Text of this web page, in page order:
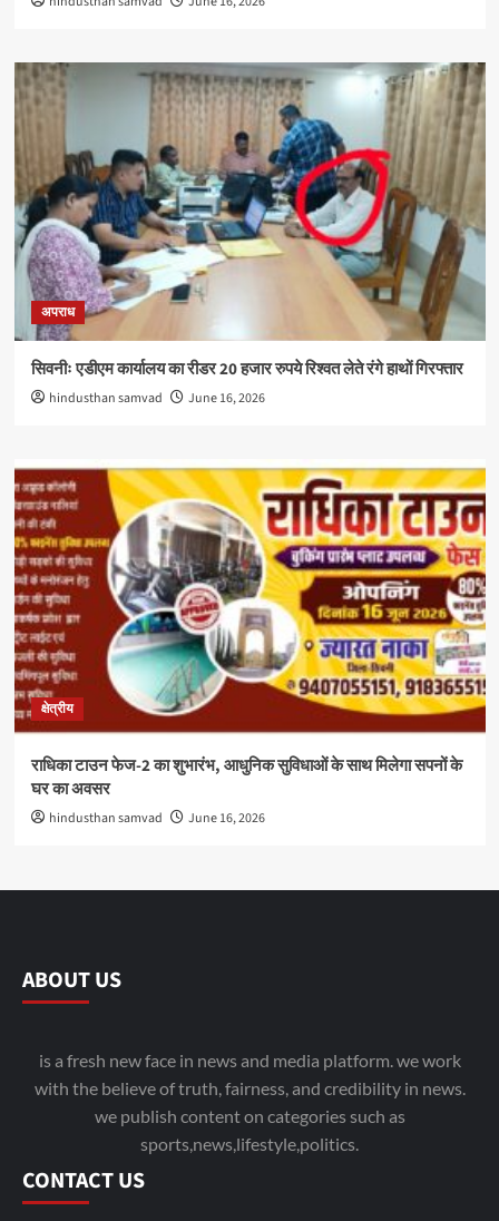
अपराध
सिवनीः एडीएम कार्यालय का रीडर 20 हजार रुपये रिश्वत लेते रंगे हाथों गिरफ्तार
hindusthan samvad June 16, 2026
क्षेत्रीय
राधिका टाउन फेज-2 का शुभारंभ, आधुनिक सुविधाओं के साथ मिलेगा सपनों के
घर का अवसर
hindusthan samvad June 16, 2026
ABOUT US
is a fresh new face in news and media platform. we work
with the believe of truth, fairness, and credibility in news.
we publish content on categories such as
sports,news,lifestyle,politics.
CONTACT US